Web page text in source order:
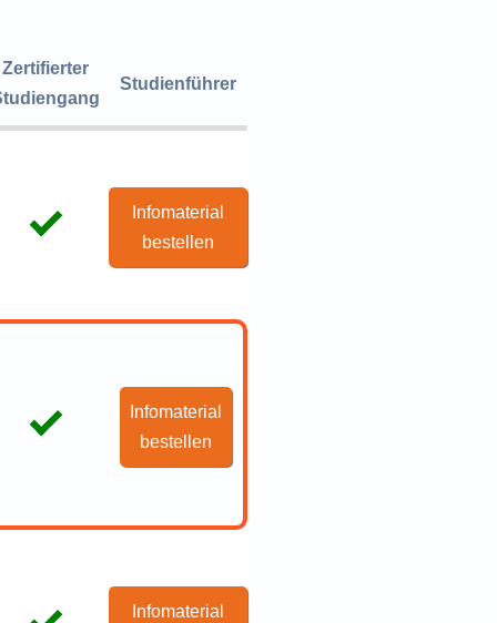
Zertifierter
Studienführer
Infomaterial
bestellen
Infomaterial
bestellen
Infomaterial